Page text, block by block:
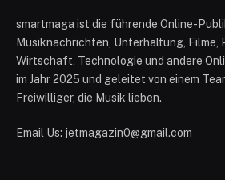
smartmaga ist die führende Online-
Musiknachrichten, Unterhaltung, Filme,
Wirtschaft, Technologie und andere
im Jahr 2025 und geleitet von einem
Freiwilliger, die Musik lieben.
Email Us: jetmagazin0@gmail.com